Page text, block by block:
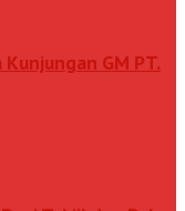
GM PT.